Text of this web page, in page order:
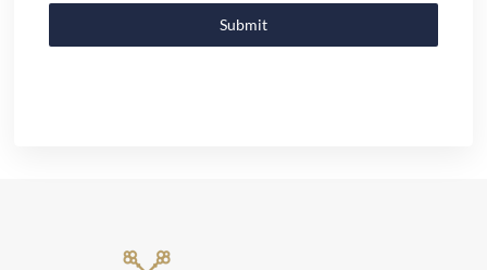
Submit